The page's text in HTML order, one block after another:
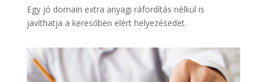
Egy jó domain extra anyagi ráfordítás nélkül is
javíthatja a keresőben elért helyezésedet.